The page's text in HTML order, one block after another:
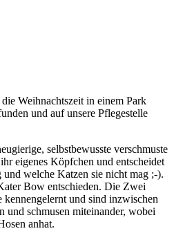
Weihnachtszeit in einem Park
und auf unsere Pflegestelle
selbstbewusste verschmuste
eigenes Köpfchen und entscheidet
und welche Katzen sie nicht mag ;-).
Bow entschieden. Die Zwei
kennengelernt und sind inzwischen
und schmusen miteinander, wobei
anhat.